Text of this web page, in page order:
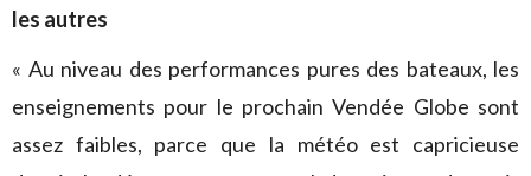
les autres
« Au niveau des performances pures des bateaux, les
enseignements pour le prochain Vendée Globe sont
assez faibles, parce que la météo est capricieuse